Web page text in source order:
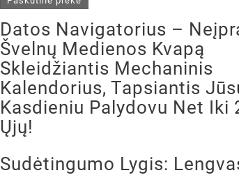
Datos Navigatorius –
Švelnų Medienos Kvapą
Skleidžiantis Mechaninis
Kalendorius, Tapsiantis
Kasdieniu Palydovu Net Iki
Ųjų!
Sudėtingumo Lygis: